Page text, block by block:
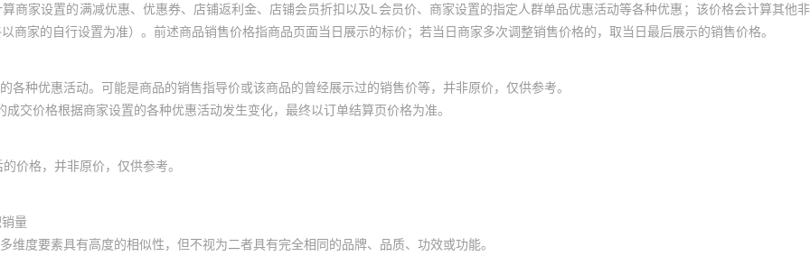
商家设置的满减优惠、优惠券、店铺返利金、店铺会员折扣以及L会员价、商家设置的指定人群单品优惠活动等各种优惠；该价格会计算其他
家的自行设置为准）。前述商品销售价格指商品页面当日展示的标价；若当日商家多次调整销售价格的，取当日最后展示的销售价格。
种优惠活动。可能是商品的销售指导价或该商品的曾经展示过的销售价等，并非原价，仅供参考。
交价格根据商家设置的各种优惠活动发生变化，最终以订单结算页价格为准。
价格，并非原价，仅供参考。
量
度要素具有高度的相似性，但不视为二者具有完全相同的品牌、品质、功效或功能。